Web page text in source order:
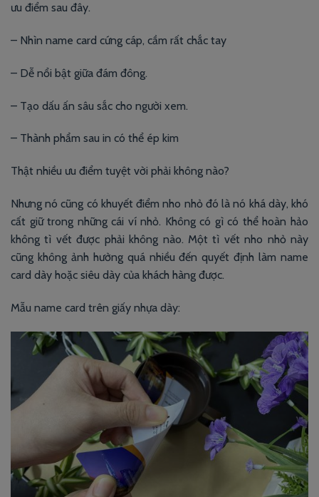
ưu điểm sau đây.
– Nhìn name card cứng cáp, cầm rất chắc tay
– Dễ nổi bật giữa đám đông.
– Tạo dấu ấn sâu sắc cho người xem.
– Thành phẩm sau in có thể ép kim
Thật nhiều ưu điểm tuyệt vời phải không nào?
Nhưng nó cũng có khuyết điểm nho nhỏ đó là nó khá dày, khó
cất giữ trong những cái ví nhỏ. Không có gì có thể hoàn hảo
không tì vết được phải không nào. Một tì vết nho nhỏ này
cũng không ảnh hưởng quá nhiều đến quyết định làm name
card dày hoặc siêu dày của khách hàng được.
Mẫu name card trên giấy nhựa dày: